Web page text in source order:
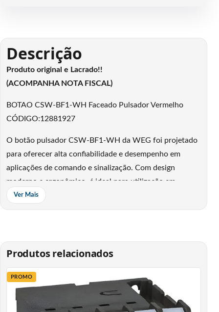
Descrição
Produto original e Lacrado!!
(ACOMPANHA NOTA FISCAL)
BOTAO CSW-BF1-WH Faceado Pulsador Vermelho
CÓDIGO:12881927
O botão pulsador CSW-BF1-WH da WEG foi projetado
para oferecer alta confiabilidade e desempenho em
aplicações de comando e sinalização. Com design
moderno e ergonômico, é ideal para utilização em
ambientes industriais severos, garantindo robustez,
durabilidade e segurança em cada operação.
faceado na cor vermelha proporciona identificação
visual rápida e eficiente, tornando-se uma solução
prática para acionamentos de funções em máquinas,
equipamentos e painéis elétricos.
Entre seus diferenciais, destacam-se a alta resistência
Ver Mais
Produtos relacionados
PROMO